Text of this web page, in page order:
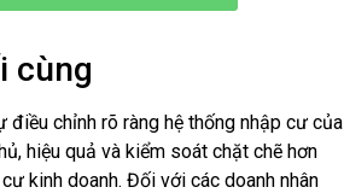
cùng
điều chỉnh rõ ràng hệ thống nhập cư của
hiệu quả và kiểm soát chặt chẽ hơn
kinh doanh. Đối với các doanh nhân